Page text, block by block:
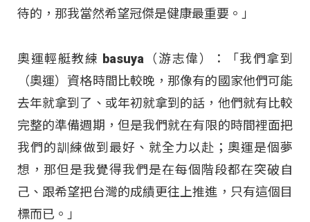
待的，那我當然希望冠傑是健康最重要。」
奧運輕艇教練 basuya（游志偉）：「我們拿到
（奧運）資格時間比較晚，那像有的國家他們可能
去年就拿到了、或年初就拿到的話，他們就有比較
完整的準備週期，但是我們就在有限的時間裡面把
我們的訓練做到最好、就全力以赴；奧運是個夢
想，那但是我覺得我們是在每個階段都在突破自
己、跟希望把台灣的成績更往上推進，只有這個目
標而已。」